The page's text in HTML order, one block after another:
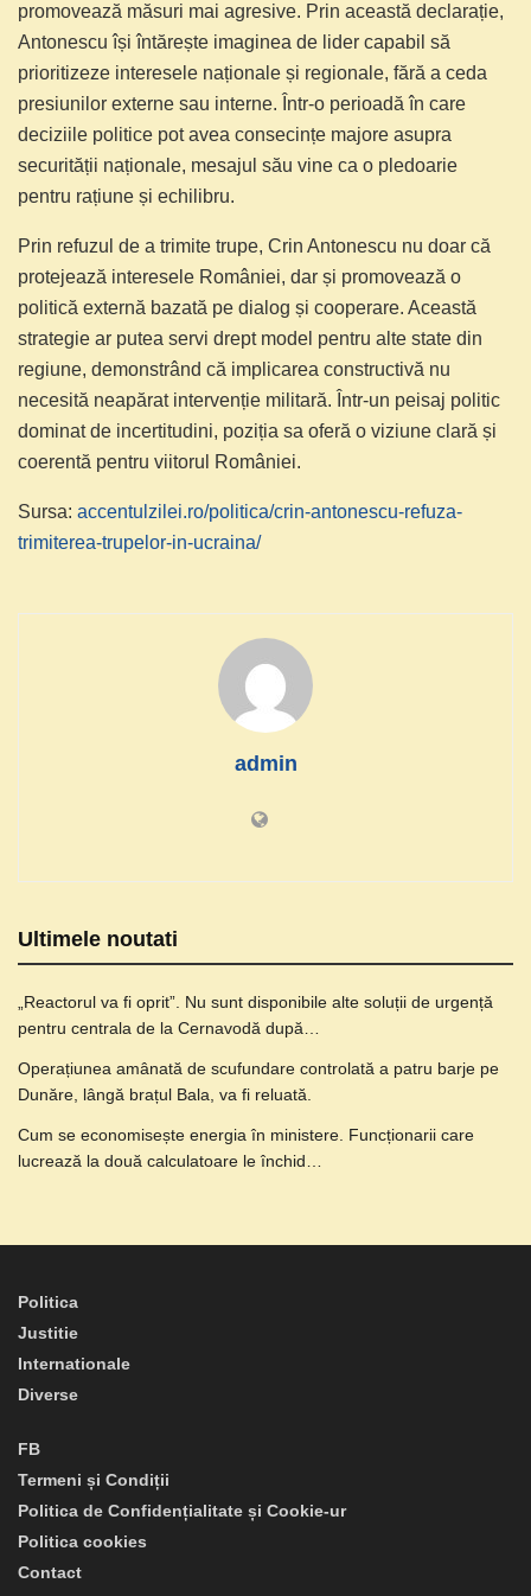
promovează măsuri mai agresive. Prin această declarație,
Antonescu își întărește imaginea de lider capabil să
prioritizeze interesele naționale și regionale, fără a ceda
presiunilor externe sau interne. Într-o perioadă în care
deciziile politice pot avea consecințe majore asupra
securității naționale, mesajul său vine ca o pledoarie
pentru rațiune și echilibru.
Prin refuzul de a trimite trupe, Crin Antonescu nu doar că
protejează interesele României, dar și promovează o
politică externă bazată pe dialog și cooperare. Această
strategie ar putea servi drept model pentru alte state din
regiune, demonstrând că implicarea constructivă nu
necesită neapărat intervenție militară. Într-un peisaj politic
dominat de incertitudini, poziția sa oferă o viziune clară și
coerentă pentru viitorul României.
Sursa: accentulzilei.ro/politica/crin-antonescu-refuza-
trimiterea-trupelor-in-ucraina/
admin
Ultimele noutati
„Reactorul va fi oprit”. Nu sunt disponibile alte soluții de urgență
pentru centrala de la Cernavodă după…
Operațiunea amânată de scufundare controlată a patru barje pe
Dunăre, lângă brațul Bala, va fi reluată.
Cum se economisește energia în ministere. Funcționarii care
lucrează la două calculatoare le închid…
Politica
Justitie
Internationale
Diverse
FB
Termeni și Condiții
Politica de Confidențialitate și Cookie-ur
Politica cookies
Contact